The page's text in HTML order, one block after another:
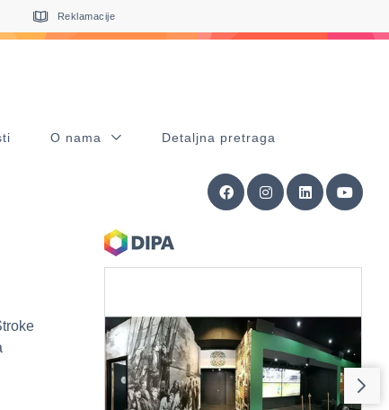
Reklamacije
O nama Detaljna pretraga